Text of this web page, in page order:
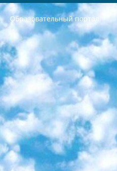
Образовательный портал
РЕСПУБЛИКА УЗБЕКИСТАН МИНИСТРЕРСТВО ДОШКОЛЬНОГО И ШКОЛЬНОГО ОБРАЗОВАНИЯ КОМАНДА в общеобразовательных учреждениях в 2023-2024 учебном году организация и проведение итоговой государственной аттестации обучающихся о Министра дошкольного и школьного образования Республики Узбекистан от 4 марта 2008 года (постановлением Минюста от 20 марта 2008 года № 1778 государственной регистрации) «Итоговое состояние учащихся общего среднего образования на основании положения об утверждении положения об аттестации общего среднего образования выпускной экзамен студентов в образовательных учреждениях в 2023-2024 учебном году В целях организации и прохождения аттестации приказываю: 1. Следующее: перечень предметов, по которым будет проводиться итоговая государственная аттестация и экзамен формы перевода согласно приложению 1; сертификаты международного образца, оценивающие уровень владения иностранными языками перечень согласно приложению 2; 2. Педагогический при специализированных образовательных учреждениях. научно-практический центр квалификации и международной оценки (Д.Давидова) 2024 г. До 25 марта: задания по предметам, по которым будет проводиться итоговая аттестация разработка и утверждение технических условий; итоговая аттестация на основании разработанного предметного задания разработка вопросов по предметам (устно и письменно), экзамен передача; общеобразовательные средние школы и специальные учебные заведения учащиеся выпускных классов школ и интернатов в агентской системе подготовка базы данных экзаменационных материалов и критериев оценки; перевод базы экзаменационных материалов на все языки обучения подать в Республиканский образовательный центр для изготовления; варианты экзаменов на основе разработанных контрольных материалов пусть будут поставлены задачи формирования. 3. Республиканский образовательный центр (Ш.Худайкулов) до 5 апреля 2024 года. до: база данных предоставленных экзаменационных материалов на все языки обучения перевод и экспертиза; для слепых, слабовидящих, глухих, слабослышащих и умственно отсталых детей учащиеся выпускных классов специализированных школ и школ-интернатов база данных экзаменационных материалов на всех преподаваемых языках подготовка критериев оценки; специализированные школы для умственно отсталых детей и технологии для учащихся выпускных классов школ-интернатов разработка соответствующих рекомендаций и критериев проведения ЕГЭ по естествознанию давать задания. 4. Педагогический при специализированных образовательных учреждениях. Научно-практический центр навыков и международной оценки (Д.Давидова), Республика образовательный центр (Худайкулов Ш.) итоговый государственный аттестационный экзамен ориентирован на творческое и логическое мышление при подготовке базы материалов учитывать введение заданий. 5. Следует отметить, что: сертификат государственного образца о знании общеобразовательного предмета и как минимум национальный уровень B1 по предметам на иностранных языках, указанным в Приложении 2. или международно признанный сертификат эквивалентного уровня студенты, изучающие определенный предмет, освобождаются от экзамена; по соответствующим предметам запланирована итоговая государственная аттестация за день до дня, путем жеребьевки Рабочей группой (в письменной форме по предметам, проводимым в форме) из числа сформированных вариантов выбрано 2 варианта; 2 выбранных варианта экзамена анонсированы на официальном сайте министерства и все выпускники по всей стране на основе этих вариантов проводит итоговую государственную аттестацию. 6. Государственное образование учащихся средних общеобразовательных учреждений. знания в соответствии с квалификационными требованиями, которые необходимо приобрести на основании стандартов итоговый (выпускной) контроль для 9 и 11 классов в целях тестирования Экзамены (далее – экзамены) состоят из предметов, перечисленных в приложении 1. будет сделано. 7. Экзамены пройдут с 26 мая по 15 июня 2024 г. (кроме науки физического воспитания). 8. Физическая для учащихся 9 классов общесредних образовательных учреждений. Экзамены по предмету «Образование, квалификация медицина» 1-6 мая 2024 года. сотрудники перевести под присмотр (с отклонениями в физическом или умственном развитии) специализированная школа для детей, школы-интернаты и со сколиозом школы-интернаты санаторного типа для больных детей исключены). 9. Он был слепым, слабовидящим и имел нарушения опорно-двигательного аппарата. экзамены в специализированных школах и интернатах для детей должны проводиться исходя из требований, предъявляемых к общеобразовательным учреждениям (физкультура кроме науки). 10. Специализированная школа для глухих и слабослышащих детей. и экзамены в интернатах и быть реализован в виде письменного теста по математике. 11. Специальность для умственно отсталых детей. Для 9 класса Родной язык и литературное письмо Государственный язык (язык обучения – узбекский). для неклассов) написано Математическое письмо Письменная/устная история Узбекистана Физическое воспитание практично Итоговый контроль Для 11 класса Написание родного языка и литературы (эссе) Математическое письмо Узбекский язык (обучение на узбекском языке) не посещающее общее среднее образование для учреждений)/Образовательное учреждение выбор письменный и устный Иностранный язык письменный/устный Письменная/устная история Узбекистана *По выбору студента:  Химия  Физика  Основы государственного права  География 10 бесплатных образовательных ресурсов - Мы составили подборку онлайн-проектов с интерактивными упражнениями, видеолекциями и статьями. Они помогут вам обрести новые и освежить старые знания бесплатно. 1. «ИНТУИТ» Старейшая образовательная площадка Рунета. Здесь вы найдёте сотни текстовых и видеокурсов на десятки различных тем — от программирования до психологии. Многие курсы подготовлены российскими университетами и крупными международными компаниями вроде Intel и Microsoft. Самостоятельное обучение бесплатное, но желающие могут оплатить услуги персональных наставников. 2. «Смартия» знакомит с актуальными профессиями и подсказывает, как им обучаться. Выбрав заинтересовавшую вас специальность — SMM-специалист, фотограф, веб-дизайнер или другую, — увидите список необходимых для неё умений. Чтобы вы могли освоить их самостоятельно, для каждого умения площадка